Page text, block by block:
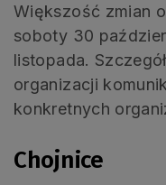
Większość zmian
soboty 30
listopada.
organizacji
konkretnych
Chojnice